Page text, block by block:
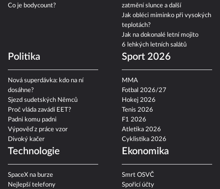
Co je bodycount?
zatmění slunce a další
Jak obléci miminko při vysokých
teplotách?
Jak na dokonalé letní mojito
6 lehkých letních salátů
Politika
Nová superdávka: kdo na ní
dosáhne?
Sjezd sudetských Němců
Proč vláda zavádí EET?
Padni komu padni
Výpověď z práce vzor
Divoký kačer
Sport 2026
MMA
Fotbal 2026/27
Hokej 2026
Tenis 2026
F1 2026
Atletika 2026
Cyklistika 2026
Technologie
SpaceX na burze
Nejlepší telefony
Ekonomika
Smrt OSVČ
Spořicí účty